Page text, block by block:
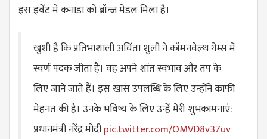
इस इवेंट में कनाडा को ब्रॉन्ज मेडल मिला है।
खुशी है कि प्रतिभाशाली अचिंता शुली ने कॉमनवेल्थ गेम्स में
स्वर्ण पदक जीता है। वह अपने शांत स्वभाव और तप के
लिए जाने जाते हैं। इस खास उपलब्धि के लिए उन्होंने काफी
मेहनत की है। उनके भविष्य के लिए उन्हें मेरी शुभकामनाएं:
प्रधानमंत्री नरेंद्र मोदीpic.twitter.com/OMVD8v37uv